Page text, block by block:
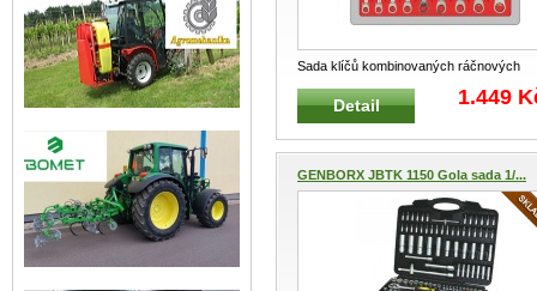
Sada klíčů kombinovaných ráčnových
KENNEDY PROFESSIONAL 9 ks
Kombinov...
Detail 1.449
GENBORX JBTK 1150 Gola sada 1/...